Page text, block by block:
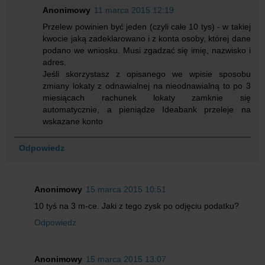
Anonimowy 11 marca 2015 12:19
Przelew powinien być jeden (czyli całe 10 tys) - w takiej
kwocie jaką zadeklarowano i z konta osoby, której dane
podano we wniosku. Musi zgadzać się imię, nazwisko i
adres.
Jeśli skorzystasz z opisanego we wpisie sposobu
zmiany lokaty z odnawialnej na nieodnawialną to po 3
miesiącach rachunek lokaty zamknie się
automatycznie, a pieniądze Ideabank przeleje na
wskazane konto
Odpowiedz
Anonimowy 15 marca 2015 10:51
10 tyś na 3 m-ce. Jaki z tego zysk po odjęciu podatku?
Odpowiedz
Anonimowy 15 marca 2015 13:07